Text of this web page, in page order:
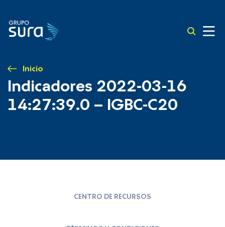
Inicio
Indicadores 2022-03-16
14:27:39.0 – IGBC-C20
CENTRO DE RECURSOS